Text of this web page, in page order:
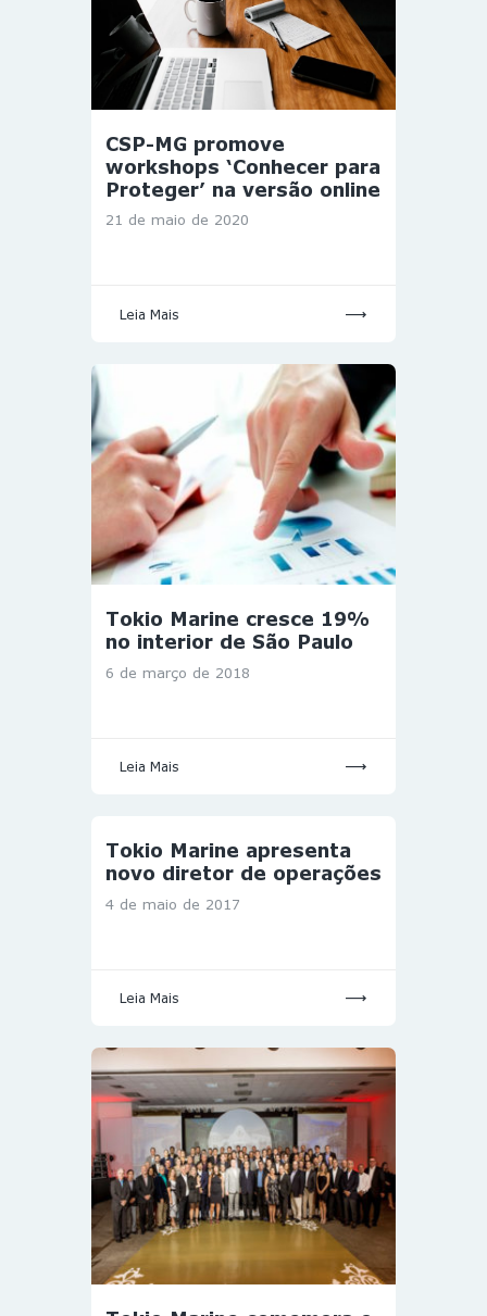
CSP-MG promove
workshops ‘Conhecer para
Proteger’ na versão online
21 de maio de 2020
Leia Mais
Tokio Marine cresce 19%
no interior de São Paulo
6 de março de 2018
Leia Mais
Tokio Marine apresenta
novo diretor de operações
4 de maio de 2017
Leia Mais